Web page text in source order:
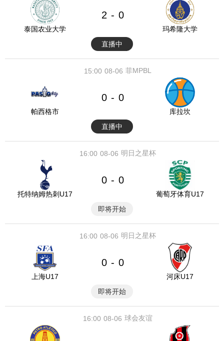
泰国农业大学
2 - 0
玛希隆大学
直播中
08-06
15:00 菲MPBL
帕西格市
0 - 0
库拉坎
直播中
08-06
16:00 明日之星杯
托特纳姆热刺U17
0 - 0
葡萄牙体育U17
即将开始
08-06
16:00 明日之星杯
上海U17
0 - 0
河床U17
即将开始
08-06
16:00 球会友谊